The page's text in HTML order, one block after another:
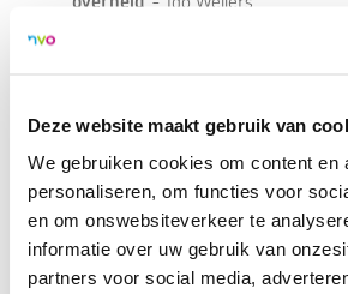
Deze website maakt gebruik van
We gebruiken cookies om content en
personaliseren, om functies voor
en om onswebsiteverkeer te
informatie over uw gebruik van
partners voor social media,
‘Pedagogen als zondebok? Wij
-
Pedagoog Micha de Winter komt
jongeren hoop’- Micha de Winter
> Leeshierde volledige bijdrages